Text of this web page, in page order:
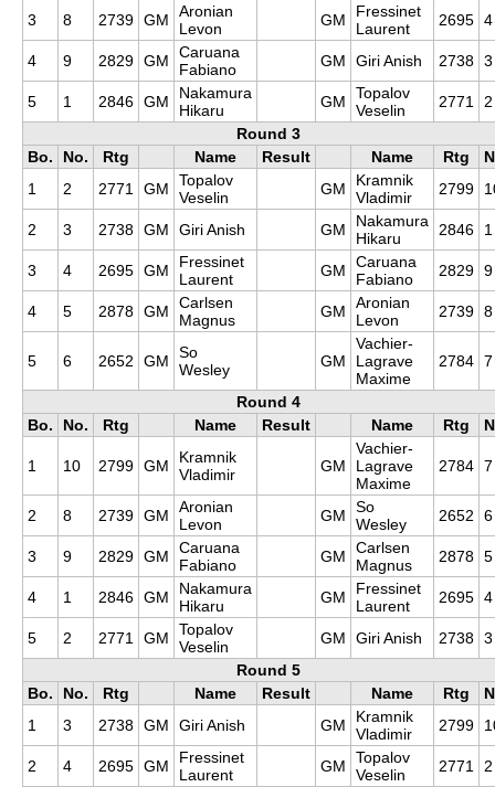
3 8 2739 GM
Aronian
Levon
GM
Fressinet
Laurent
2695 4
4 9 2829 GM
Caruana
Fabiano
GM Giri Anish 2738 3
5 1 2846 GM
Nakamura
Hikaru
GM
Topalov
Veselin
2771
2
Round 3
Bo.
No. Rtg Name Result Name Rtg
1
2 2771 GM
Topalov
Veselin
GM
Kramnik
Vladimir
2799
2 3 2738 GM Giri Anish GM
Nakamura
Hikaru
2846 1
3 4 2695 GM
Fressinet
Laurent
GM
Caruana
Fabiano
2829 9
4 5 2878 GM
Carlsen
Magnus
GM
Aronian
Levon
2739 8
5 6 2652 GM
So
Wesley
GM
Vachier-
Lagrave
Maxime
2784 7
Round 4
Bo.
No. Rtg Name Result Name Rtg
1 10 2799 GM
Kramnik
Vladimir
GM
Vachier-
Lagrave
Maxime
2784 7
2 8 2739 GM
Aronian
Levon
GM
So
Wesley
2652 6
3 9 2829 GM
Caruana
Fabiano
GM
Carlsen
Magnus
2878 5
4 1 2846 GM
Nakamura
Hikaru
GM
Fressinet
Laurent
2695 4
5 2 2771 GM
Topalov
Veselin
GM Giri Anish 2738 3
Round 5
Bo.
No. Rtg Name Result Name Rtg
1
3 2738 GM Giri Anish GM
Kramnik
Vladimir
2799
2 4 2695 GM
Fressinet
Laurent
GM
Topalov
Veselin
2771 2